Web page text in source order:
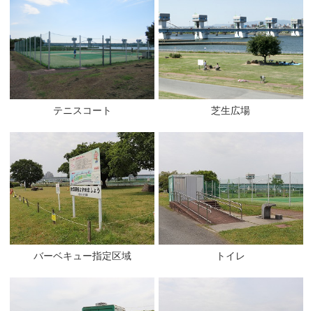
テニスコート 芝生広場
バーベキュー指定区域 トイレ